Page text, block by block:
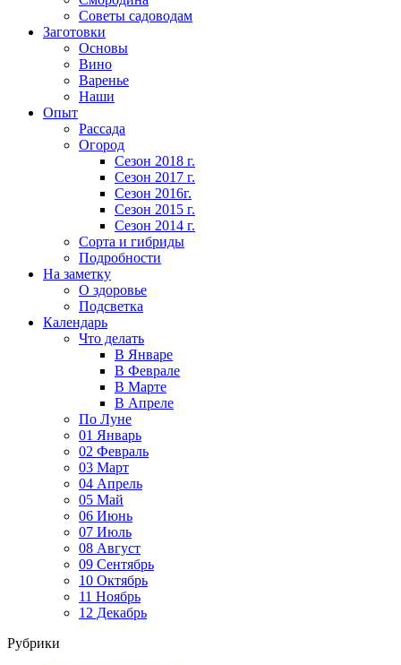
Советы садоводам
Заготовки
Основы
Вино
Варенье
Наши
Опыт
Рассада
Огород
Сезон 2018 г.
Сезон 2017 г.
Сезон 2016г.
Сезон 2015 г.
Сезон 2014 г.
Сорта и гибриды
Подробности
На заметку
О здоровье
Подсветка
Календарь
Что делать
В Январе
В Феврале
В Марте
В Апреле
По Луне
01 Январь
02 Февраль
03 Март
04 Апрель
05 Май
06 Июнь
07 Июль
08 Август
09 Сентябрь
10 Октябрь
11 Ноябрь
12 Декабрь
Рубрики